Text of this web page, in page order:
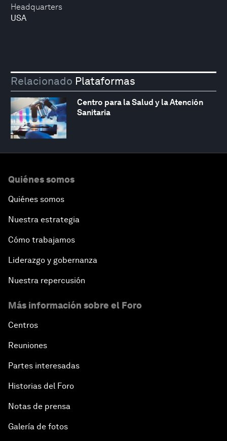
Headquarters
USA
Relacionado Plataformas
Centro para la Salud y la Atención
Sanitaria
Quiénes somos
Quiénes somos
Nuestra estrategia
Cómo trabajamos
Liderazgo y gobernanza
Nuestra repercusión
Más información sobre el Foro
Centros
Reuniones
Partes interesadas
Historias del Foro
Notas de prensa
Galería de fotos